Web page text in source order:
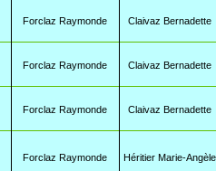
Forclaz Raymonde Claivaz Bernadette
Forclaz Raymonde Claivaz Bernadette
Forclaz Raymonde Claivaz Bernadette
Forclaz Raymonde Héritier Marie-Angèle